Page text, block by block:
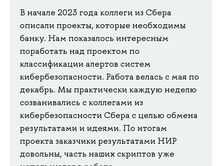
В начале 2023 года коллеги из Сбера
описали проекты, которые необходимы
банку. Нам показалось интересным
поработать над проектом по
классификации алертов систем
кибербезопасности. Работа велась с мая по
декабрь. Мы практически каждую неделю
созванивались с коллегами из
кибербезопасности Сбера с целью обмена
результатами и идеями. По итогам
проекта заказчики результатами НИР
довольны, часть наших скриптов уже